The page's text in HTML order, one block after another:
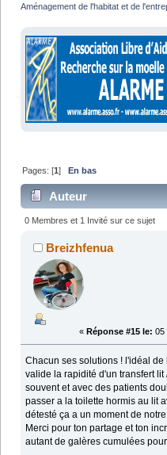
Aménagement de l'habitat et de
Pages: [1] En bas
Auteur
23926 fois)
0 Membres et 1 Invité sur ce sujet
Breizhfenua
« Réponse #15 le: 05
Chacun ses solutions ! l'idéal
valide la rapidité d'un transfert
souvent et avec des patients
passer a la toilette hormis au lit
détesté ça a un moment de
Merci pour ton partage et ton
autant de galères cumulées